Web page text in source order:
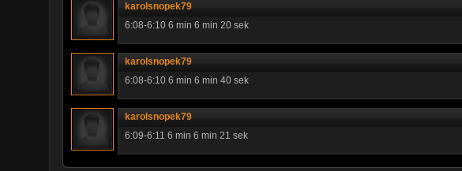
karolsnopek79
6:08-6:10 6 min 6 min 20 sek
karolsnopek79
6:08-6:10 6 min 6 min 40 sek
karolsnopek79
6:09-6:11 6 min 6 min 21 sek